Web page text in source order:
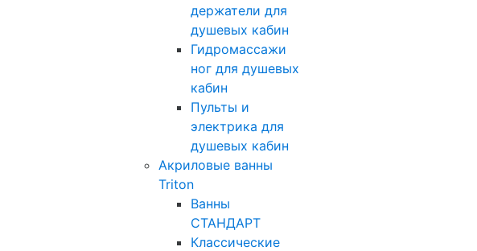
держатели для
душевых кабин
Гидромассажи
ног для душевых
кабин
Пульты и
электрика для
душевых кабин
Акриловые ванны
Triton
Ванны
СТАНДАРТ
Классические